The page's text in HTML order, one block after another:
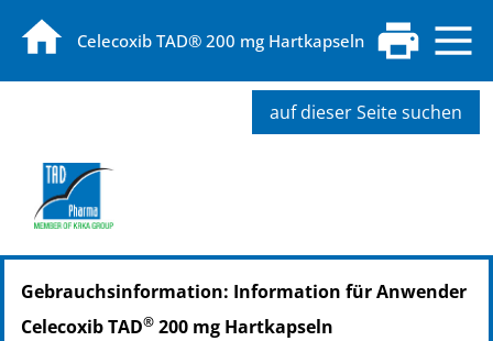
Celecoxib TAD® 200 mg Hartkapseln
auf dieser Seite suchen
PZN: 10763791
PPN: 111076379106
PZN: 10763816
Gebrauchsinformation: Information für Anwender
Celecoxib TAD® 200 mg Hartkapseln